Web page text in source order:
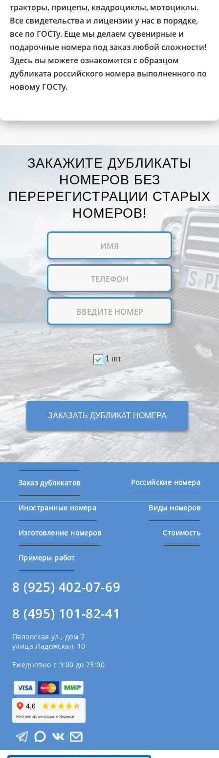
тракторы, прицепы, квадроциклы, мотоциклы.
Все свидетельства и лицензии у нас в порядке,
все по ГОСТу. Еще мы делаем сувенирные и
подарочные номера под заказ любой сложности!
Здесь вы можете ознакомится с образцом
дубликата российского номера выполненного по
новому ГОСТу.
ЗАКАЖИТЕ ДУБЛИКАТЫ
НОМЕРОВ БЕЗ
ПЕРЕРЕГИСТРАЦИИ СТАРЫХ
НОМЕРОВ!
1 шт
ЗАКАЗАТЬ ДУБЛИКАТ НОМЕРА
Заказ дубликатов Российские номера
Иностранные номера Виды номеров
Изготовление номеров Стоимость
Примеры работ
8 (925) 402-07-69
8 (495) 101-82-41
Пяловская ул., дом 7
улица Ладожская, 10
Ежедневно с 9:00 до 23:00